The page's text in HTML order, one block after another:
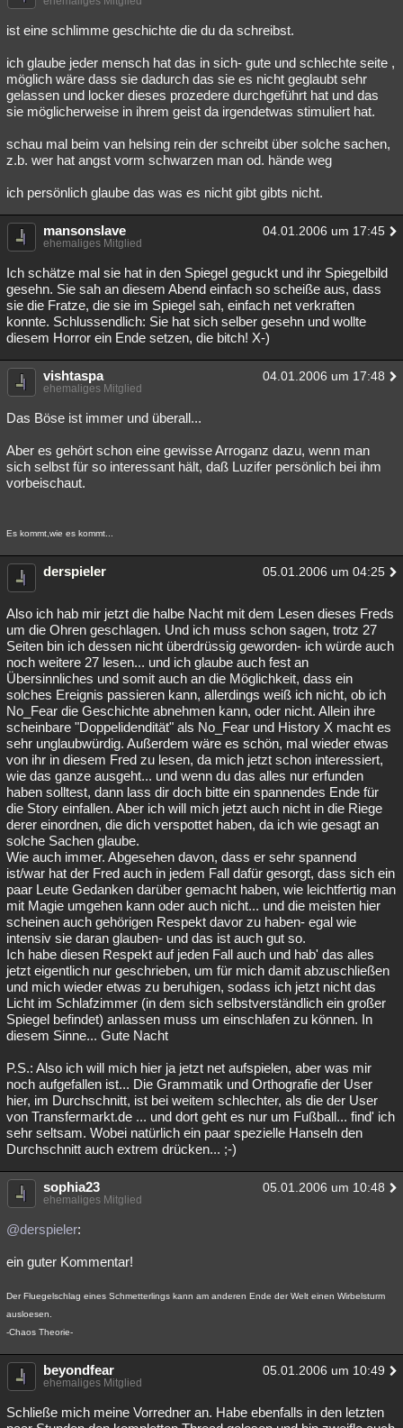
ist eine schlimme geschichte die du da schreibst.
ich glaube jeder mensch hat das in sich- gute und schlechte seite ,
möglich wäre dass sie dadurch das sie es nicht geglaubt sehr
gelassen und locker dieses prozedere durchgeführt hat und das
sie möglicherweise in ihrem geist da irgendetwas stimuliert hat.
schau mal beim van helsing rein der schreibt über solche sachen,
z.b. wer hat angst vorm schwarzen man od. hände weg
ich persönlich glaube das was es nicht gibt gibts nicht.
mansonslave 04.01.2006 um 17:45
ehemaliges Mitglied
Ich schätze mal sie hat in den Spiegel geguckt und ihr Spiegelbild
gesehn. Sie sah an diesem Abend einfach so scheiße aus, dass
sie die Fratze, die sie im Spiegel sah, einfach net verkraften
konnte. Schlussendlich: Sie hat sich selber gesehn und wollte
diesem Horror ein Ende setzen, die bitch! X-)
vishtaspa 04.01.2006 um 17:48
ehemaliges Mitglied
Das Böse ist immer und überall...
Aber es gehört schon eine gewisse Arroganz dazu, wenn man
sich selbst für so interessant hält, daß Luzifer persönlich bei ihm
vorbeischaut.
Es kommt,wie es kommt...
derspieler 05.01.2006 um 04:25
Also ich hab mir jetzt die halbe Nacht mit dem Lesen dieses Freds
um die Ohren geschlagen. Und ich muss schon sagen, trotz 27
Seiten bin ich dessen nicht überdrüssig geworden- ich würde auch
noch weitere 27 lesen... und ich glaube auch fest an
Übersinnliches und somit auch an die Möglichkeit, dass ein
solches Ereignis passieren kann, allerdings weiß ich nicht, ob ich
No_Fear die Geschichte abnehmen kann, oder nicht. Allein ihre
scheinbare "Doppelidendität" als No_Fear und History X macht es
sehr unglaubwürdig. Außerdem wäre es schön, mal wieder etwas
von ihr in diesem Fred zu lesen, da mich jetzt schon interessiert,
wie das ganze ausgeht... und wenn du das alles nur erfunden
haben solltest, dann lass dir doch bitte ein spannendes Ende für
die Story einfallen. Aber ich will mich jetzt auch nicht in die Riege
derer einordnen, die dich verspottet haben, da ich wie gesagt an
solche Sachen glaube.
Wie auch immer. Abgesehen davon, dass er sehr spannend
ist/war hat der Fred auch in jedem Fall dafür gesorgt, dass sich ein
paar Leute Gedanken darüber gemacht haben, wie leichtfertig man
mit Magie umgehen kann oder auch nicht... und die meisten hier
scheinen auch gehörigen Respekt davor zu haben- egal wie
intensiv sie daran glauben- und das ist auch gut so.
Ich habe diesen Respekt auf jeden Fall auch und hab' das alles
jetzt eigentlich nur geschrieben, um für mich damit abzuschließen
und mich wieder etwas zu beruhigen, sodass ich jetzt nicht das
Licht im Schlafzimmer (in dem sich selbstverständlich ein großer
Spiegel befindet) anlassen muss um einschlafen zu können. In
diesem Sinne... Gute Nacht
P.S.: Also ich will mich hier ja jetzt net aufspielen, aber was mir
noch aufgefallen ist... Die Grammatik und Orthografie der User
hier, im Durchschnitt, ist bei weitem schlechter, als die der User
von Transfermarkt.de ... und dort geht es nur um Fußball... find' ich
sehr seltsam. Wobei natürlich ein paar spezielle Hanseln den
Durchschnitt auch extrem drücken... ;-)
sophia23 05.01.2006 um 10:48
ehemaliges Mitglied
@derspieler:
ein guter Kommentar!
Der Fluegelschlag eines Schmetterlings kann am anderen Ende der Welt einen Wirbelsturm
ausloesen.
-Chaos Theorie-
beyondfear 05.01.2006 um 10:49
ehemaliges Mitglied
Schließe mich meine Vorredner an. Habe ebenfalls in den letzten